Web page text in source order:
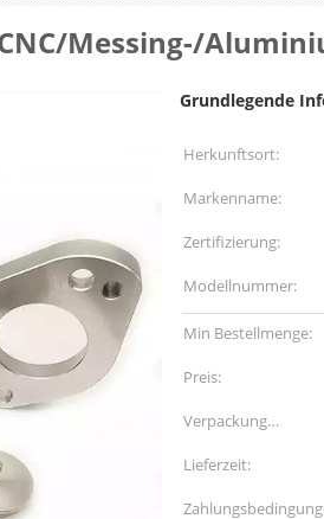
Messing-/
Grundlegende
Herkunftsort:
Markenname:
Zertifizierung:
Modellnummer:
Min Bestellmenge:
Preis:
Verpackung
Informationen:
Lieferzeit: